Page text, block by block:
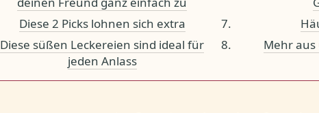
Diese 2 Picks lohnen sich extra
Diese süßen Leckereien sind ideal für
jeden Anlass
Mehr